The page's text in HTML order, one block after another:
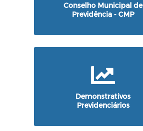
Conselho Municipal de
Previdência - CMP
Demonstrativos
Previdenciários